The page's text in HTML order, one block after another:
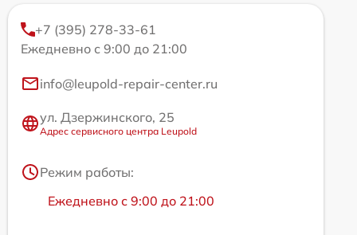
+7 (395) 278-33-61
Ежедневно с 9:00 до 21:00
info@leupold-repair-center.ru
ул. Дзержинского, 25
Адрес сервисного центра Leupold
Режим работы:
Ежедневно с 9:00 до 21:00